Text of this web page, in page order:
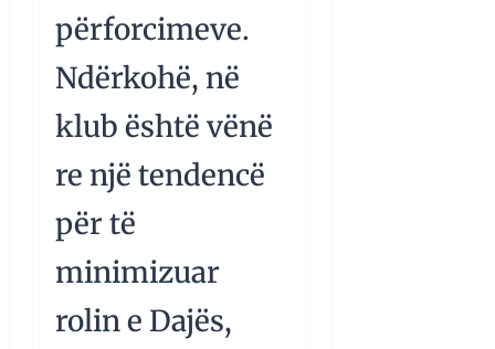
përforcimeve.
Ndërkohë, në
klub është vënë
re një tendencë
për të
minimizuar
rolin e Dajës,